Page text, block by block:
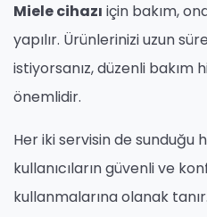
Miele cihazı için bakım,
yapılır. Ürünlerinizi uzun
istiyorsanız, düzenli bakım
önemlidir.
Her iki servisin de sunduğu
kullanıcıların güvenli ve
kullanmalarına olanak tanır.